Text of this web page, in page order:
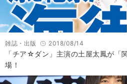
雑誌・出版 2018/08/14
「チア☆ダン」主演の土屋太鳳が「
場！